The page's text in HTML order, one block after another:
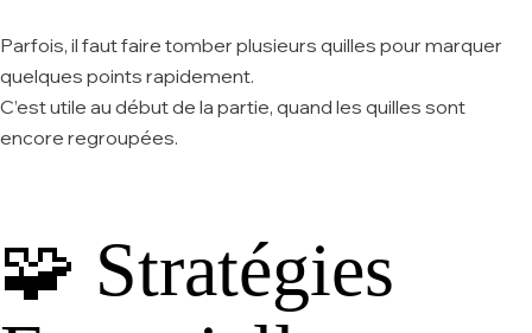
Parfois, il faut faire tomber plusieurs quilles pour marquer
quelques points rapidement.
C’est utile au début de la partie, quand les quilles sont
encore regroupées.
🧩 Stratégies